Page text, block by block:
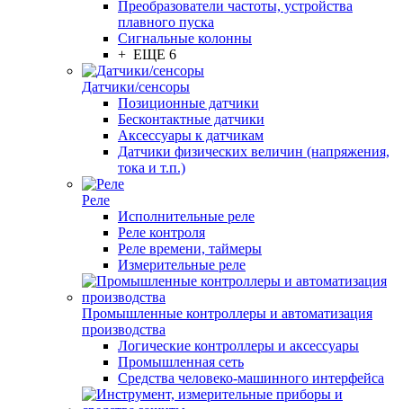
Преобразователи частоты, устройства
плавного пуска
Сигнальные колонны
+ ЕЩЕ 6
Датчики/сенсоры
Позиционные датчики
Бесконтактные датчики
Аксессуары к датчикам
Датчики физических величин (напряжения,
тока и т.п.)
Реле
Исполнительные реле
Реле контроля
Реле времени, таймеры
Измерительные реле
Промышленные контроллеры и автоматизация
производства
Логические контроллеры и аксессуары
Промышленная сеть
Средства человеко-машинного интерфейса